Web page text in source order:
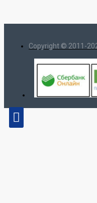
Copyright © 2011-